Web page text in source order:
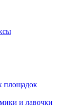
площадок
и лавочки